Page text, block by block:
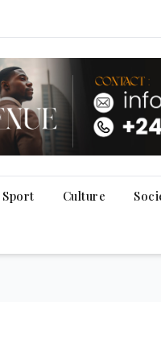
Sport Culture